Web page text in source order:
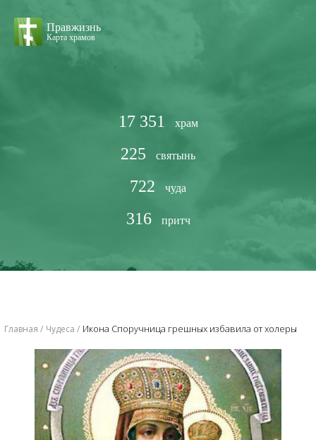
Правжизнь
Карта храмов
17 351 храм
225 святынь
722 чуда
316 притч
Главная Чудеса Икона Споручница грешных избавила от холеры